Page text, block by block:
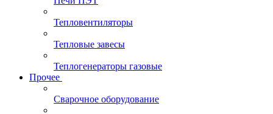
Тепловентиляторы
Тепловые завесы
Теплогенераторы газовые
Прочее
Сварочное оборудование